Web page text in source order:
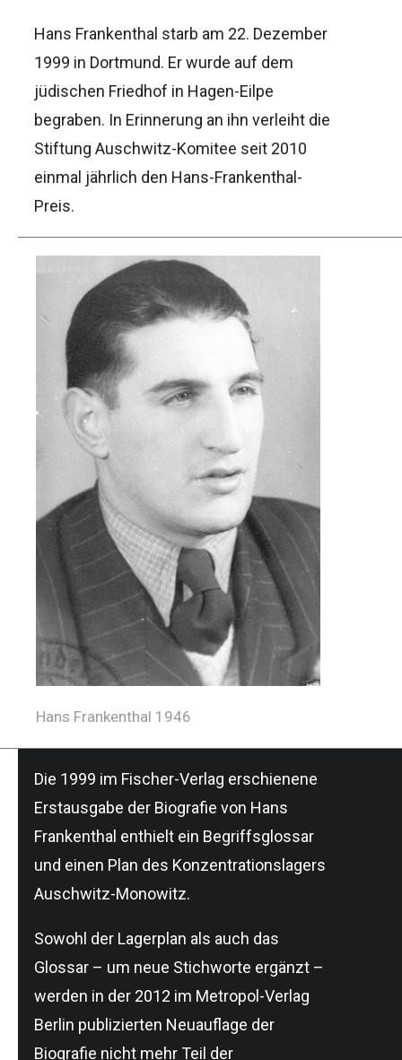
Hans Frankenthal 1946
Hans Frankenthal starb am 22. Dezember
1999 in Dortmund. Er wurde auf dem
jüdischen Friedhof in Hagen-Eilpe
begraben. In Erinnerung an ihn verleiht die
Stiftung Auschwitz-Komitee seit 2010
einmal jährlich den Hans-Frankenthal-
Preis.
Die 1999 im Fischer-Verlag erschienene
Erstausgabe der Biografie von Hans
Frankenthal enthielt ein Begriffsglossar
und einen Plan des Konzentrationslagers
Auschwitz-Monowitz.
Sowohl der Lagerplan als auch das
Glossar – um neue Stichworte ergänzt –
werden in der 2012 im Metropol-Verlag
Berlin publizierten Neuauflage der
Biografie nicht mehr Teil der